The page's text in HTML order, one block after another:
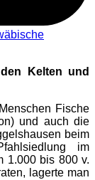
Kelten und
Fische
und auch die
beim
im
1.000 bis 800 v.
lagerte man